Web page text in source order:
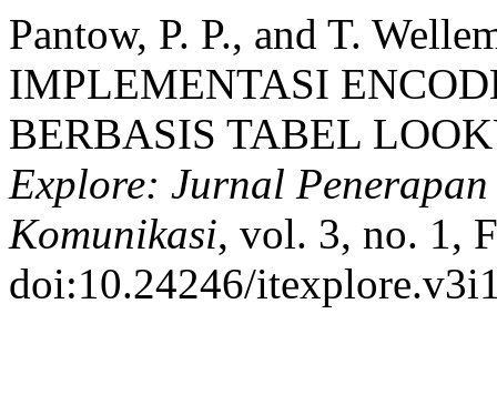
Pantow, P. P., and T.
IMPLEMENTASI
BERBASIS TABEL
Explore: Jurnal
Komunikasi, vol. 3, no. 1,
doi:10.24246/